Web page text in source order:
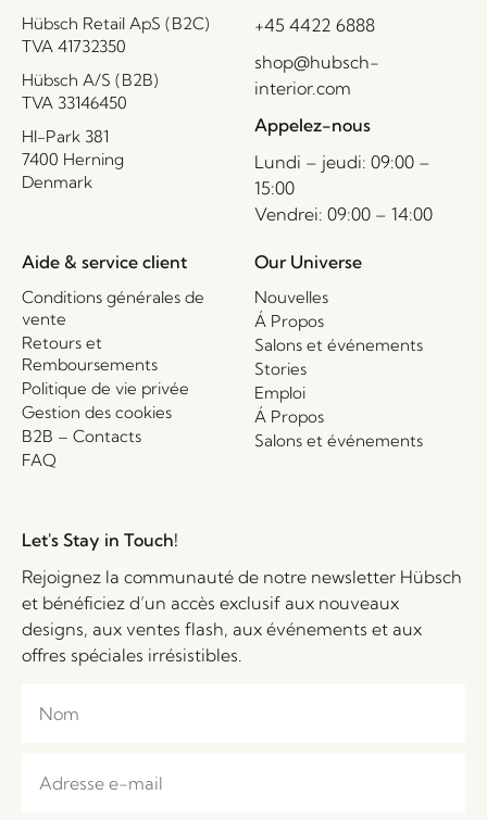
Hübsch Retail ApS (B2C)
TVA 41732350
Hübsch A/S (B2B)
TVA 33146450
HI-Park 381
7400 Herning
Denmark
+45 4422 6888
shop@hubsch-
interior.com
Appelez-nous
Lundi – jeudi: 09:00 –
15:00
Vendrei: 09:00 – 14:00
Aide & service client
Conditions générales de
vente
Retours et
Remboursements
Politique de vie privée
Gestion des cookies
B2B – Contacts
FAQ
Our Universe
Nouvelles
Á Propos
Salons et événements
Stories
Emploi
Á Propos
Salons et événements
Let's Stay in Touch!
Rejoignez la communauté de notre newsletter Hübsch
et bénéficiez d’un accès exclusif aux nouveaux
designs, aux ventes flash, aux événements et aux
offres spéciales irrésistibles.